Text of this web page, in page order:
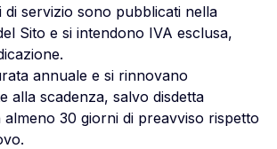
di servizio sono pubblicati nella
Sito e si intendono IVA esclusa,
annuale e si rinnovano
alla scadenza, salvo disdetta
30 giorni di preavviso rispetto